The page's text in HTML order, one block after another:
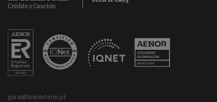
geral@iberinform.pt